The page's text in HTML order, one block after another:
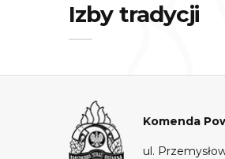
Izby tradycji
Komenda
ul.